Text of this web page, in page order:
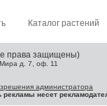
Каталог растений
права защищены)
д. 7, оф. 11
администратора
рекламы несет